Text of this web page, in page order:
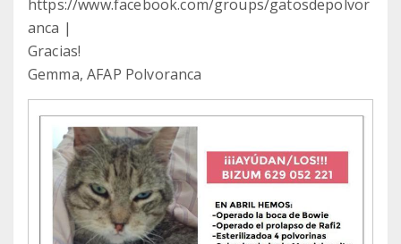
https://www.facebook.com/groups/gatosdepolvor
anca |
Gracias!
Gemma, AFAP Polvoranca